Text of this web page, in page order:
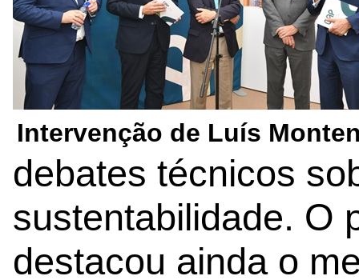
Intervenção de Luís
debates técnicos
sustentabilidade. O
destacou ainda o